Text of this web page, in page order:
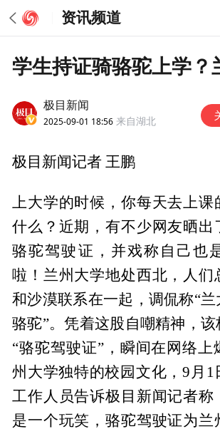
资讯频道
学生持证骑骆驼上学？
极目新闻
2025-09-01 18:56 来自湖北
极目新闻记者 王鹏
上大学的时候，你每天去上
什么？近期，有不少网友晒出
骆驼驾驶证，并戏称自己也
啦！兰州大学地处西北，人们
和沙漠联系在一起，调侃称“
骆驼”。凭着这股自嘲精神，该
“骆驼驾驶证”，瞬间在网络上
州大学独特的校园文化，9月1
工作人员告诉极目新闻记者称
是一个玩笑，骆驼驾驶证为兰